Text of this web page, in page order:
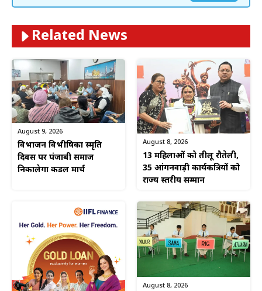
Related News
August 9, 2026
विभाजन विभीषिका स्मृति
दिवस पर पंजाबी समाज
निकालेगा कैंडल मार्च
August 8, 2026
13 महिलाओं को तीलू रौतेली,
35 आंगनवाड़ी कार्यकत्रियों को
राज्य स्तरीय सम्मान
August 8, 2026